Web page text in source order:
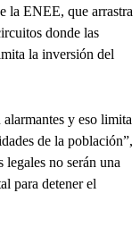
la ENEE, que arrastra
donde las
la inversión del
y eso limita
de la población”,
no serán una
para detener el